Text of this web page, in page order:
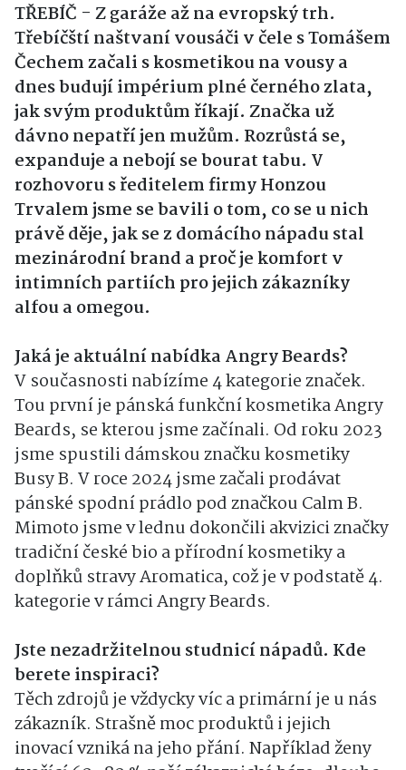
TŘEBÍČ - Z garáže až na evropský trh.
Třebíčští naštvaní vousáči v čele s Tomášem
Čechem začali s kosmetikou na vousy a
dnes budují impérium plné černého zlata,
jak svým produktům říkají. Značka už
dávno nepatří jen mužům. Rozrůstá se,
expanduje a nebojí se bourat tabu. V
rozhovoru s ředitelem firmy Honzou
Trvalem jsme se bavili o tom, co se u nich
právě děje, jak se z domácího nápadu stal
mezinárodní brand a proč je komfort v
intimních partiích pro jejich zákazníky
alfou a omegou.
Jaká je aktuální nabídka Angry Beards?
V současnosti nabízíme 4 kategorie značek.
Tou první je pánská funkční kosmetika Angry
Beards, se kterou jsme začínali. Od roku 2023
jsme spustili dámskou značku kosmetiky
Busy B. V roce 2024 jsme začali prodávat
pánské spodní prádlo pod značkou Calm B.
Mimoto jsme v lednu dokončili akvizici značky
tradiční české bio a přírodní kosmetiky a
doplňků stravy Aromatica, což je v podstatě 4.
kategorie v rámci Angry Beards.
Jste nezadržitelnou studnicí nápadů. Kde
berete inspiraci?
Těch zdrojů je vždycky víc a primární je u nás
zákazník. Strašně moc produktů i jejich
inovací vzniká na jeho přání. Například ženy